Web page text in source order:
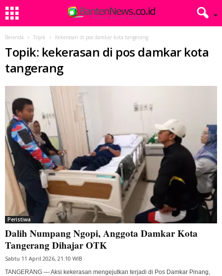
Beranda Topik Kekerasan di pos damkar kota tangerang
Topik: kekerasan di pos damkar kota
tangerang
Peristiwa
Dalih Numpang Ngopi, Anggota Damkar Kota
Tangerang Dihajar OTK
Sabtu 11 April 2026, 21:10 WIB
TANGERANG — Aksi kekerasan mengejutkan terjadi di Pos Damkar Pinang,